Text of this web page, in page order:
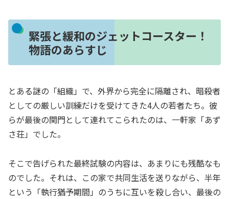
緊張と緩和のジェットコースター！
物語のあらすじ
とある謎の「組織」で、外界から完全に隔離され、暗殺者
としての厳しい訓練だけを受けてきた4人の若者たち。彼
らが最後の関門として連れてこられたのは、一軒家「あず
さ荘」でした。
そこで告げられた最終試験の内容は、あまりにも残酷なも
のでした。それは、この家で共同生活を送りながら、半年
という「執行猶予期間」のうちに互いを殺し合い、最後の